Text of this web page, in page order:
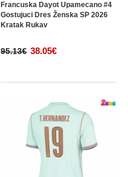
Francuska Dayot Upamecano #4
Gostujuci Dres Ženska SP 2026
Kratak Rukav
95.13€ 38.05€